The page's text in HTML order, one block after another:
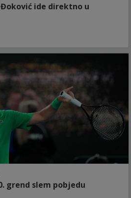
ide direktno u
grend slem pobjedu